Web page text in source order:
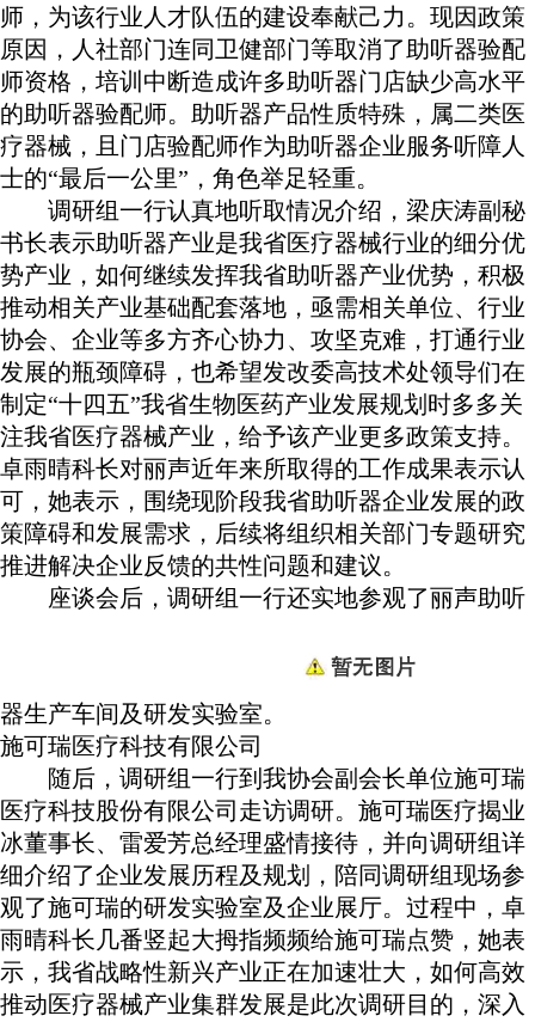
师，为该行业人才队伍的建设奉献己力。现因政策
原因，人社部门连同卫健部门等取消了助听器验配
师资格，培训中断造成许多助听器门店缺少高水平
的助听器验配师。助听器产品性质特殊，属二类医
疗器械，且门店验配师作为助听器企业服务听障人
士的“最后一公里”，角色举足轻重。
调研组一行认真地听取情况介绍，梁庆涛副秘
书长表示助听器产业是我省医疗器械行业的细分优
势产业，如何继续发挥我省助听器产业优势，积极
推动相关产业基础配套落地，亟需相关单位、行业
协会、企业等多方齐心协力、攻坚克难，打通行业
发展的瓶颈障碍，也希望发改委高技术处领导们在
制定“十四五”我省生物医药产业发展规划时多多关
注我省医疗器械产业，给予该产业更多政策支持。
卓雨晴科长对丽声近年来所取得的工作成果表示认
可，她表示，围绕现阶段我省助听器企业发展的政
策障碍和发展需求，后续将组织相关部门专题研究
推进解决企业反馈的共性问题和建议。
座谈会后，调研组一行还实地参观了丽声助听
器生产车间及研发实验室。
施可瑞医疗科技有限公司
随后，调研组一行到我协会副会长单位施可瑞
医疗科技股份有限公司走访调研。施可瑞医疗揭业
冰董事长、雷爱芳总经理盛情接待，并向调研组详
细介绍了企业发展历程及规划，陪同调研组现场参
观了施可瑞的研发实验室及企业展厅。过程中，卓
雨晴科长几番竖起大拇指频频给施可瑞点赞，她表
示，我省战略性新兴产业正在加速壮大，如何高效
推动医疗器械产业集群发展是此次调研目的，深入